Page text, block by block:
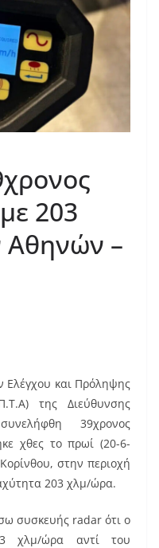
203
–
και Πρόληψης
της Διεύθυνσης
39χρονος
χθες το πρωί (20-6-
στην περιοχή
203 χλμ/ώρα.
συσκευής radar ότι ο
χλμ/ώρα αντί του